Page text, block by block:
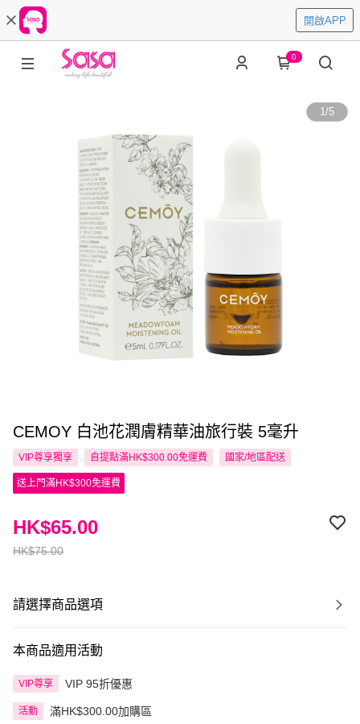
開啟APP
0
1/5
CEMOY 白池花潤膚精華油旅行裝 5毫升
VIP尊享獨享 自提點滿HK$300.00免運費 國家/地區配送
送上門滿HK$300免運費
HK$75.00
HK$65.00
請選擇商品選項
本商品適用活動
VIP尊享 VIP 95折優惠
活動 滿HK$300.00加購區